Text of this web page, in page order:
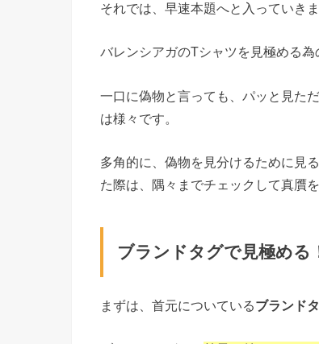
それでは、早速本題へと入っていきま
バレンシアガのTシャツを見極める為
一口に偽物と言っても、パッと見た
は様々です。
多角的に、偽物を見分けるために見
た際は、隅々までチェックして真贋
ブランドタグで見極める
まずは、首元についているブランド